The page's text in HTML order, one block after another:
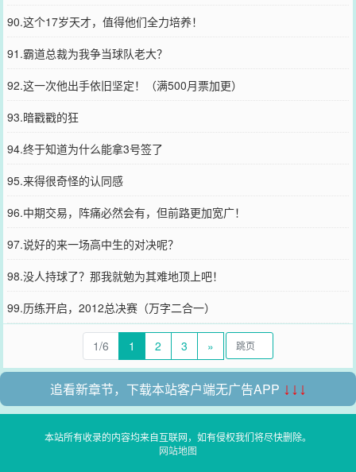
90.这个17岁天才，值得他们全力培养！
91.霸道总裁为我争当球队老大？
92.这一次他出手依旧坚定！（满500月票加更）
93.暗戳戳的狂
94.终于知道为什么能拿3号签了
95.来得很奇怪的认同感
96.中期交易，阵痛必然会有，但前路更加宽广！
97.说好的来一场高中生的对决呢？
98.没人持球了？那我就勉为其难地顶上吧！
99.历练开启，2012总决赛（万字二合一）
1/6 1 2 3 »
追看新章节，下载本站客户端无广告APP ↓↓↓
本站所有收录的内容均来自互联网，如有侵权我们将尽快删除。
网站地图